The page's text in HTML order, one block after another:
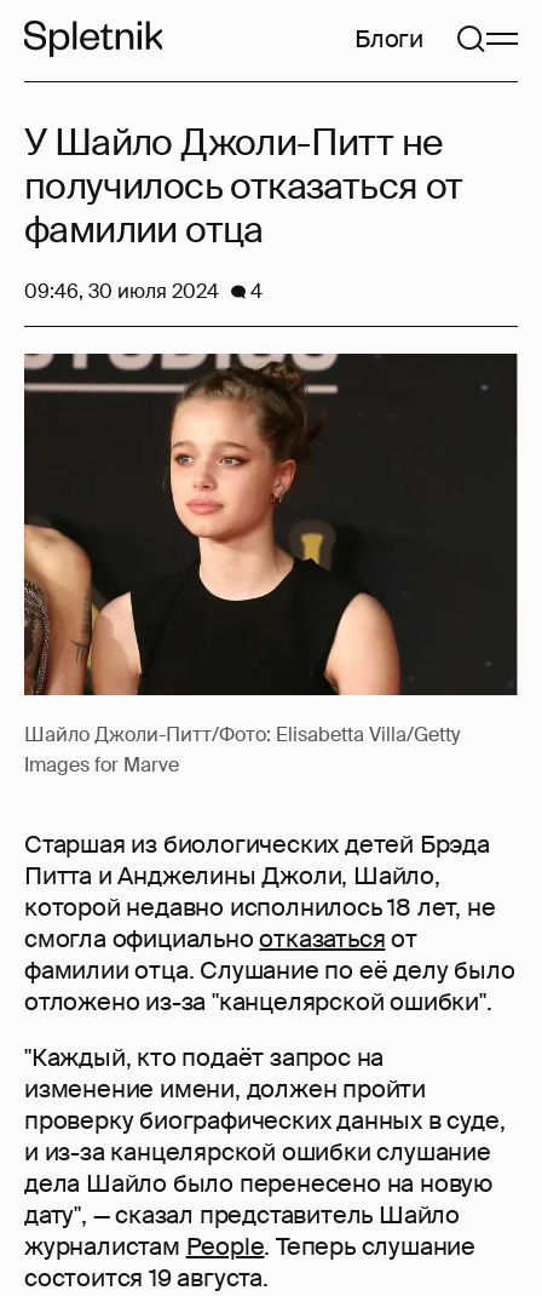
Блоги
Шайло Джоли-Питт/Фото: Elisabetta Villa/Getty
Images for Marve
Старшая из биологических детей Брэда
Питта и Анджелины Джоли, Шайло,
которой недавно исполнилось 18 лет, не
смогла официальноотказатьсяот
фамилии отца. Слушание по её делу было
отложено из-за "канцелярской ошибки".
"Каждый, кто подаёт запрос на
изменение имени, должен пройти
проверку биографических данных в суде,
и из-за канцелярской ошибки слушание
дела Шайло было перенесено на новую
дату", — сказал представитель Шайло
журналистам People. Теперь слушание
состоится 19 августа.
У Шайло Джоли-Питт не
получилось отказаться от
фамилии отца
09:46, 30 июля 2024 4